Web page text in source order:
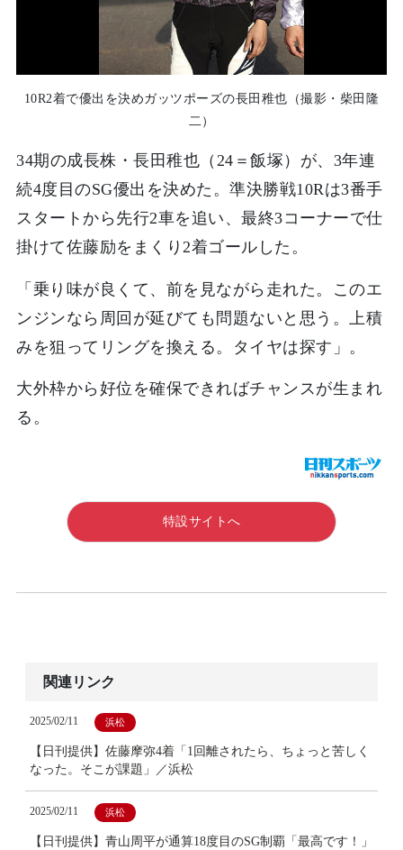
10R2着で優出を決めガッツポーズの長田稚也（撮影・柴田隆
二）
34期の成長株・長田稚也（24＝飯塚）が、3年連
続4度目のSG優出を決めた。準決勝戦10Rは3番手
スタートから先行2車を追い、最終3コーナーで仕
掛けて佐藤励をまくり2着ゴールした。
「乗り味が良くて、前を見ながら走れた。このエ
ンジンなら周回が延びても問題ないと思う。上積
みを狙ってリングを換える。タイヤは探す」。
大外枠から好位を確保できればチャンスが生まれ
る。
特設サイトへ
関連リンク
2025/02/11 浜松
【日刊提供】佐藤摩弥4着「1回離されたら、ちょっと苦しく
なった。そこが課題」／浜松
2025/02/11 浜松
【日刊提供】青山周平が通算18度目のSG制覇「最高です！」